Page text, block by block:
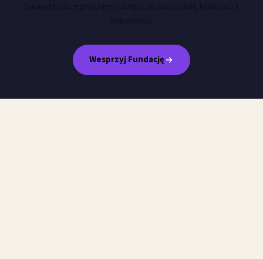
Sprawdź nasze programy i dołącz do sieci szkół, które uczą
odporności.
Wesprzyj Fundację